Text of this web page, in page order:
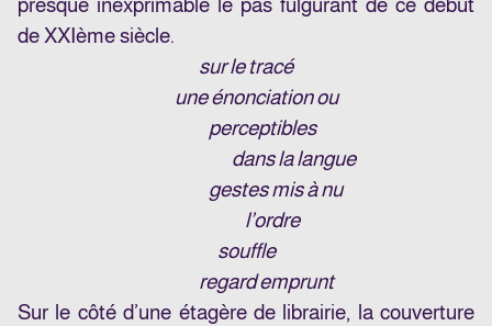
presque inexprimable le pas fulgurant de ce début
de XXIème siècle.
sur le tracé
une énonciation ou
perceptibles
dans la langue
gestes mis à nu
l’ordre
souffle
regard emprunt
Sur le côté d’une étagère de librairie, la couverture